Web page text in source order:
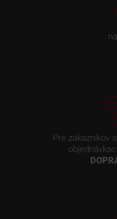
Pre zákazníkov